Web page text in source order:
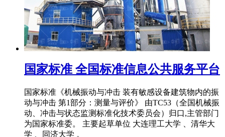
国家标准 全国标准信息公共服务平台
国家标准《机械振动与冲击 装有敏感设备建筑物内的振
动与冲击 第1部分：测量与评价》 由TC53（全国机械振
动、冲击与状态监测标准化技术委员会）归口,主管部门
为国家标准委。 主要起草单位 大连理工大学 、清华大
学 、同济大学 。